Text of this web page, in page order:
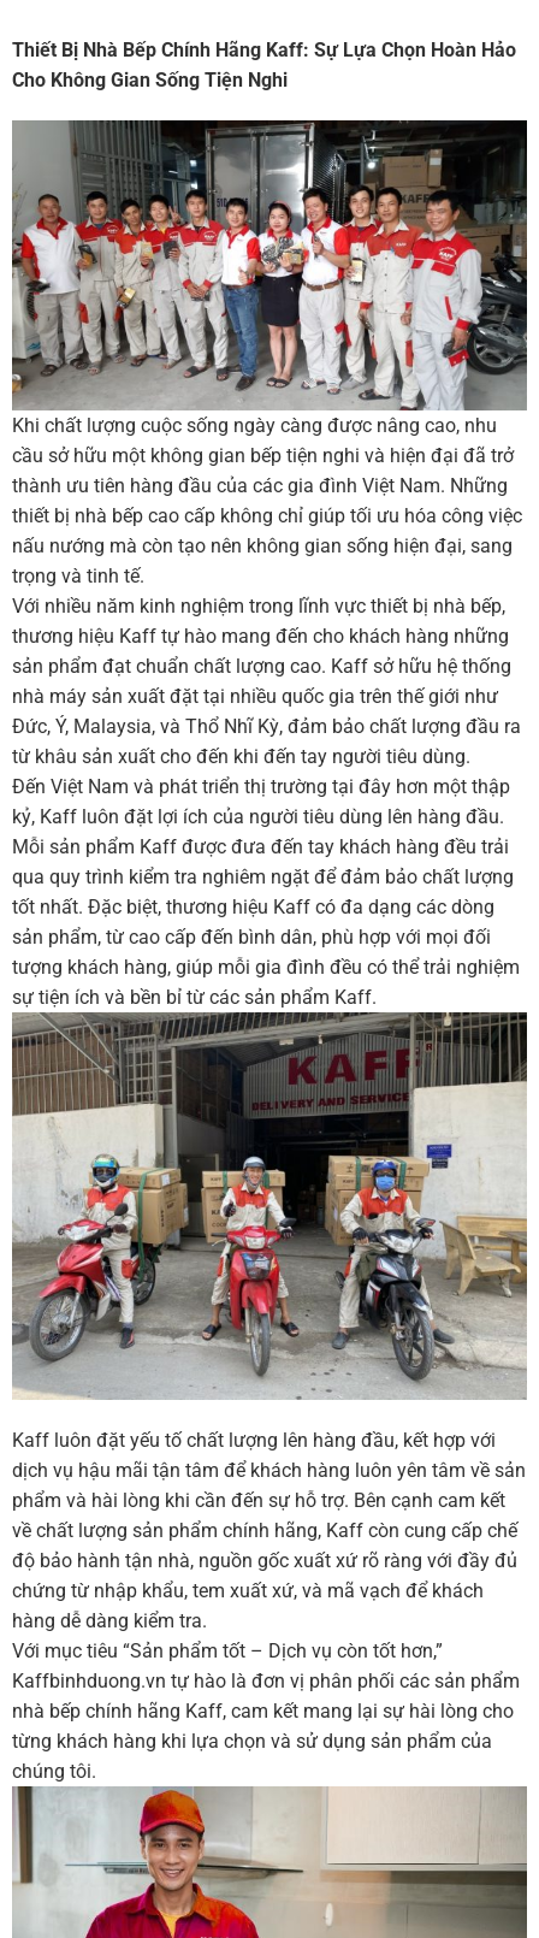
Thiết Bị Nhà Bếp Chính Hãng Kaff: Sự Lựa Chọn Hoàn Hảo
Cho Không Gian Sống Tiện Nghi
Khi chất lượng cuộc sống ngày càng được nâng cao, nhu
cầu sở hữu một không gian bếp tiện nghi và hiện đại đã trở
thành ưu tiên hàng đầu của các gia đình Việt Nam. Những
thiết bị nhà bếp cao cấp không chỉ giúp tối ưu hóa công việc
nấu nướng mà còn tạo nên không gian sống hiện đại, sang
trọng và tinh tế.
Với nhiều năm kinh nghiệm trong lĩnh vực thiết bị nhà bếp,
thương hiệu Kaff tự hào mang đến cho khách hàng những
sản phẩm đạt chuẩn chất lượng cao. Kaff sở hữu hệ thống
nhà máy sản xuất đặt tại nhiều quốc gia trên thế giới như
Đức, Ý, Malaysia, và Thổ Nhĩ Kỳ, đảm bảo chất lượng đầu ra
từ khâu sản xuất cho đến khi đến tay người tiêu dùng.
Đến Việt Nam và phát triển thị trường tại đây hơn một thập
kỷ, Kaff luôn đặt lợi ích của người tiêu dùng lên hàng đầu.
Mỗi sản phẩm Kaff được đưa đến tay khách hàng đều trải
qua quy trình kiểm tra nghiêm ngặt để đảm bảo chất lượng
tốt nhất. Đặc biệt, thương hiệu Kaff có đa dạng các dòng
sản phẩm, từ cao cấp đến bình dân, phù hợp với mọi đối
tượng khách hàng, giúp mỗi gia đình đều có thể trải nghiệm
sự tiện ích và bền bỉ từ các sản phẩm Kaff.
Kaff luôn đặt yếu tố chất lượng lên hàng đầu, kết hợp với
dịch vụ hậu mãi tận tâm để khách hàng luôn yên tâm về sản
phẩm và hài lòng khi cần đến sự hỗ trợ. Bên cạnh cam kết
về chất lượng sản phẩm chính hãng, Kaff còn cung cấp chế
độ bảo hành tận nhà, nguồn gốc xuất xứ rõ ràng với đầy đủ
chứng từ nhập khẩu, tem xuất xứ, và mã vạch để khách
hàng dễ dàng kiểm tra.
Với mục tiêu “Sản phẩm tốt – Dịch vụ còn tốt hơn,”
Kaffbinhduong.vn tự hào là đơn vị phân phối các sản phẩm
nhà bếp chính hãng Kaff, cam kết mang lại sự hài lòng cho
từng khách hàng khi lựa chọn và sử dụng sản phẩm của
chúng tôi.